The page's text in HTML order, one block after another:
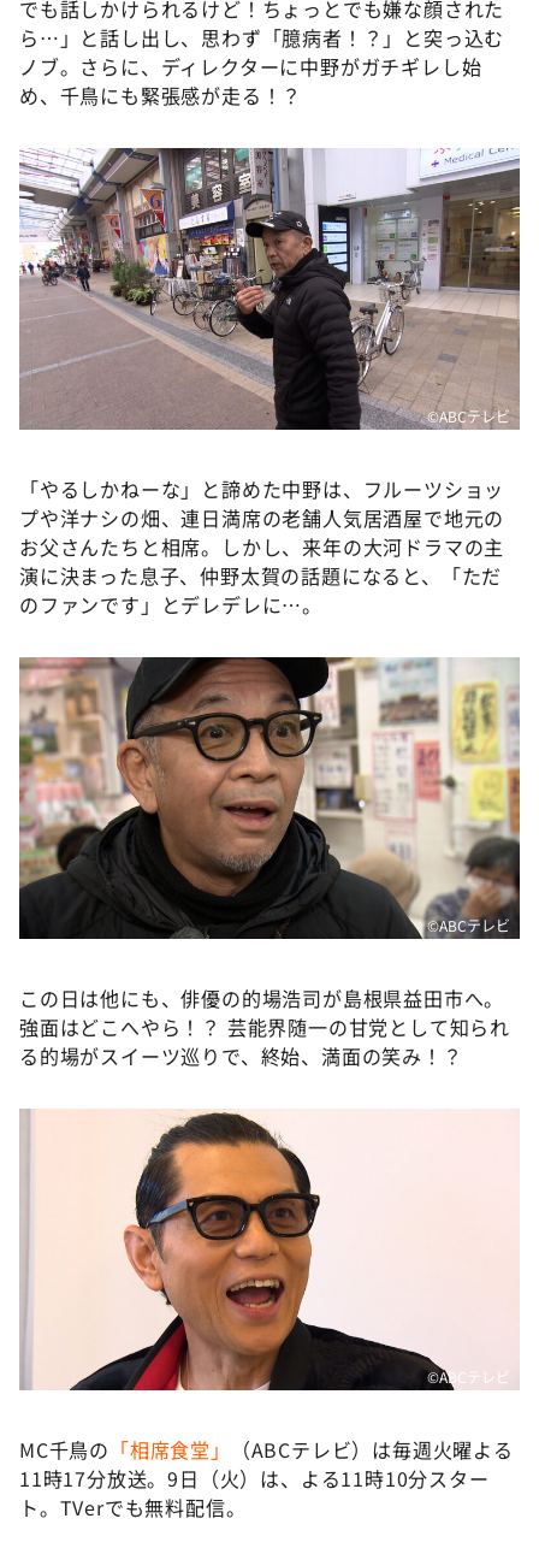
でも話しかけられるけど！ちょっとでも嫌な顔された
ら…」と話し出し、思わず「臆病者！？」と突っ込む
ノブ。さらに、ディレクターに中野がガチギレし始
め、千鳥にも緊張感が走る！？
©ABCテレビ
「やるしかねーな」と諦めた中野は、フルーツショッ
プや洋ナシの畑、連日満席の老舗人気居酒屋で地元の
お父さんたちと相席。しかし、来年の大河ドラマの主
演に決まった息子、仲野太賀の話題になると、「ただ
のファンです」とデレデレに…。
©ABCテレビ
この日は他にも、俳優の的場浩司が島根県益田市へ。
強面はどこへやら！？ 芸能界随一の甘党として知られ
る的場がスイーツ巡りで、終始、満面の笑み！？
©ABCテレビ
MC千鳥の 「相席食堂」
（ABCテレビ）は毎週火曜よる
11時17分放送。9日（火）は、よる11時10分スター
ト。TVerでも無料配信。